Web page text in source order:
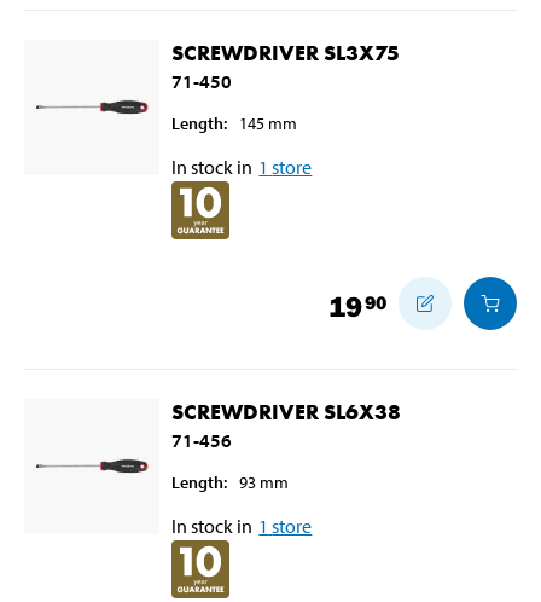
SCREWDRIVER SL3X75
71-450
Length: 145 mm
In stock in 1 store
1990
SCREWDRIVER SL6X38
71-456
Length: 93 mm
In stock in 1 store